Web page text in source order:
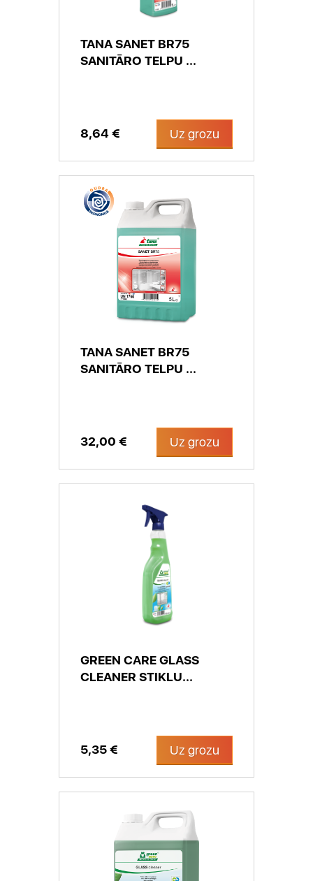
TANA SANET BR75
SANITĀRO TELPU ...
8,64 € Uz grozu
TANA SANET BR75
SANITĀRO TELPU ...
32,00 € Uz grozu
GREEN CARE GLASS
CLEANER STIKLU...
5,35 € Uz grozu